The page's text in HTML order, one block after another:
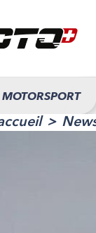
MOTORSPORT